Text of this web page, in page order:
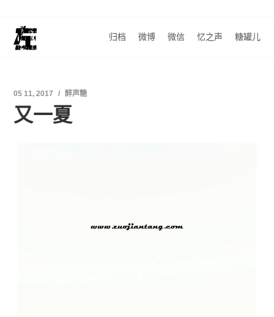
归档 微博 微信 忆之声 糖罐儿
05 11, 2017 醉声糖
又一夏